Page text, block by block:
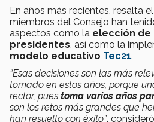
En años más recientes, resalta
miembros del Consejo han
aspectos como la elección
presidentes, así como la
modelo educativo Tec21.
“Esas decisiones son las más
tomado en estos años, porque
rector, pues toma varios años
son los retos más grandes que
han resuelto con éxito”,